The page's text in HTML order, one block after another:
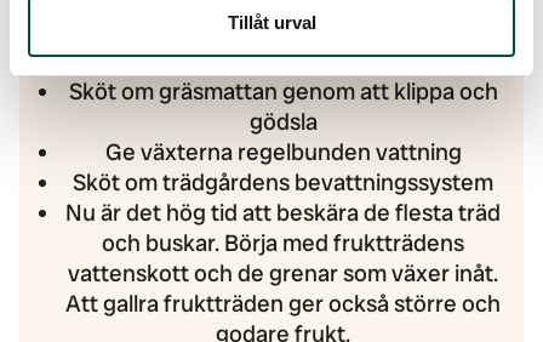
Tillåt urval
Sköt om gräsmattan genom att klippa och
gödsla
Ge växterna regelbunden vattning
Sköt om trädgårdens bevattningssystem
Nu är det hög tid att beskära de flesta träd
och buskar. Börja med fruktträdens
vattenskott och de grenar som växer inåt.
Att gallra fruktträden ger också större och
godare frukt.